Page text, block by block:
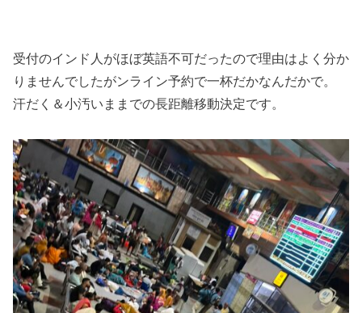
受付のインド人がほぼ英語不可だったので理由はよく分か
りませんでしたがンライン予約で一杯だかなんだかで。
汗だく＆小汚いままでの長距離移動決定です。